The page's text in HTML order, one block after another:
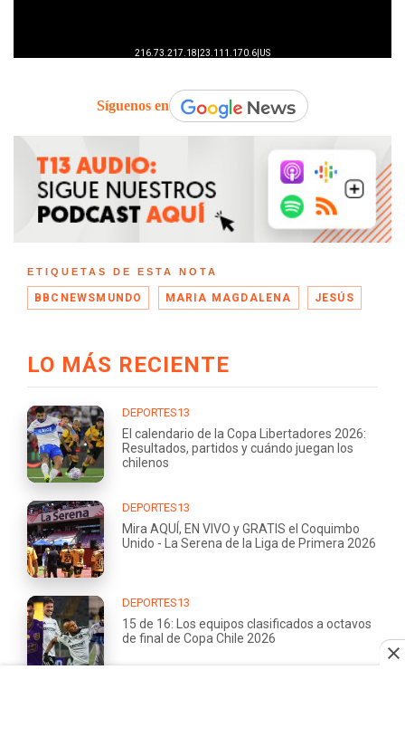
Síguenos en
ETIQUETAS DE ESTA NOTA
BBCNEWSMUNDO MARIA MAGDALENA JESÚS
LO MÁS RECIENTE
DEPORTES13
El calendario de la Copa Libertadores 2026:
Resultados, partidos y cuándo juegan los
chilenos
DEPORTES13
Mira AQUÍ, EN VIVO y GRATIS el Coquimbo
Unido - La Serena de la Liga de Primera 2026
DEPORTES13
15 de 16: Los equipos clasificados a octavos
de final de Copa Chile 2026